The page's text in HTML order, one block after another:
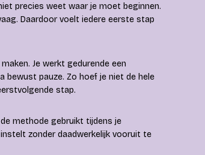
precies weet waar je moet beginnen.
Daardoor voelt iedere eerste stap
Je werkt gedurende een
bewust pauze. Zo hoef je niet de hele
stap.
methode gebruikt tijdens je
zonder daadwerkelijk vooruit te